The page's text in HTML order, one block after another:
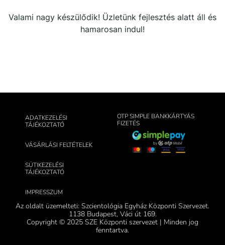
Valami nagy készülődik! Üzletünk fejlesztés alatt áll és
hamarosan indul!
ADATKEZELÉSI
TÁJÉKOZTATÓ
VÁSÁRLÁSI FELTÉTELEK
SÜTIKEZELÉSI
TÁJÉKOZTATÓ
IMPRESSZUM
OTP SIMPLE BANKKÁRTYÁS
FIZETÉS
Az oldalt üzemelteti: Szcientológia Egyház Központi Szervezet.
1138 Budapest, Váci út 169.
Copyright © 2025 SZE Központi szervezet | Minden jog
fenntartva.